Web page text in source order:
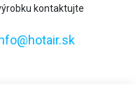
kontaktujte